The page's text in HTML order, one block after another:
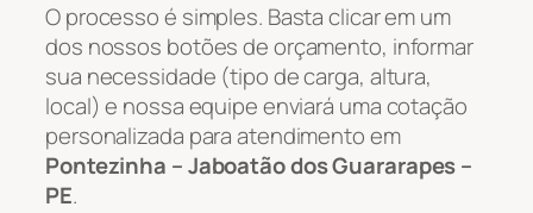
O processo é simples. Basta clicar em um
dos nossos botões de orçamento, informar
sua necessidade (tipo de carga, altura,
local) e nossa equipe enviará uma cotação
personalizada para atendimento em
Pontezinha – Jaboatão dos Guararapes –
PE.